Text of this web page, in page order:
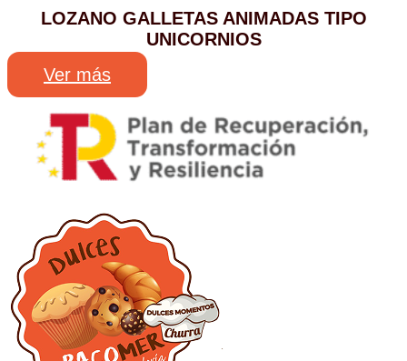
LOZANO GALLETAS ANIMADAS TIPO
UNICORNIOS
Ver más